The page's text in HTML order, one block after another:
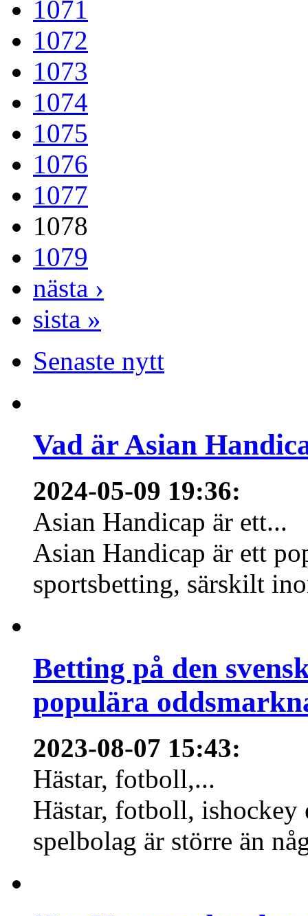
1071
1072
1073
1074
1075
1076
1077
1078
1079
nästa ›
sista »
Senaste nytt
Vad är Asian
2024-05-09 19:36:
Asian Handicap är ett...
Asian Handicap är ett
sportsbetting, särskilt
Betting på den
populära
2023-08-07 15:43:
Hästar, fotboll,...
Hästar, fotboll,
spelbolag är större än